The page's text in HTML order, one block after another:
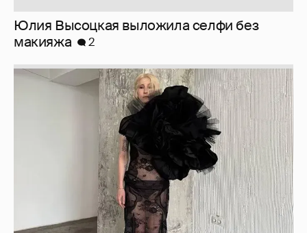
Журналистка Сулим примерила новый